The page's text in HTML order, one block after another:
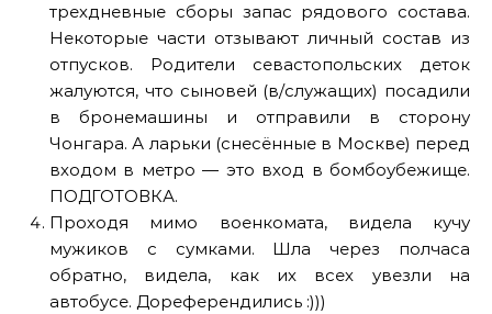
трехдневные сборы запас рядового состава.
Некоторые части отзывают личный состав из
отпусков. Родители севастопольских деток
жалуются, что сыновей (в/служащих) посадили
в бронемашины и отправили в сторону
Чонгара. А ларьки (снесённые в Москве) перед
входом в метро — это вход в бомбоубежище.
ПОДГОТОВКА.
Проходя мимо военкомата, видела кучу
мужиков с сумками. Шла через полчаса
обратно, видела, как их всех увезли на
автобусе. Дореферендились :)))